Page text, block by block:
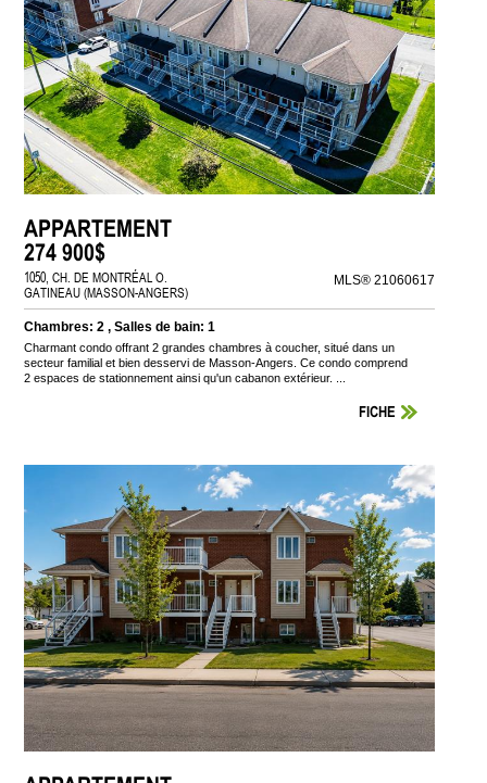
APPARTEMENT
274 900$
1050, CH. DE MONTRÉAL O.
GATINEAU (MASSON-ANGERS)
MLS® 21060617
Chambres: 2 , Salles de bain: 1
Charmant condo offrant 2 grandes chambres à coucher, situé dans un
secteur familial et bien desservi de Masson-Angers. Ce condo comprend
2 espaces de stationnement ainsi qu'un cabanon extérieur. ...
FICHE